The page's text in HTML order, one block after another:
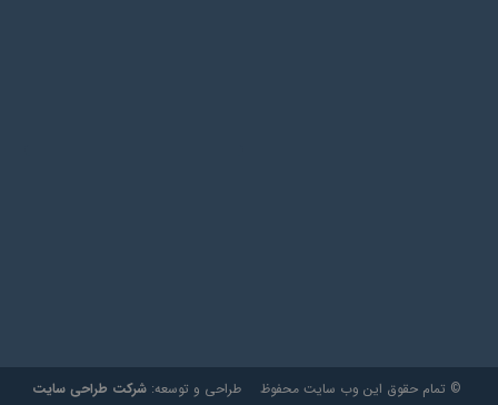
© تمام حقوق این وب سایت محفوظ طراحی و توسعه: شرکت طراحی سایت